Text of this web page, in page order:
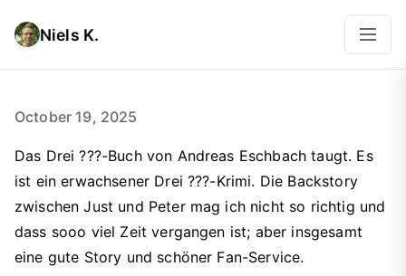
Niels K.
October 19, 2025
Das Drei ???-Buch von Andreas Eschbach taugt. Es
ist ein erwachsener Drei ???-Krimi. Die Backstory
zwischen Just und Peter mag ich nicht so richtig und
dass sooo viel Zeit vergangen ist; aber insgesamt
eine gute Story und schöner Fan-Service.